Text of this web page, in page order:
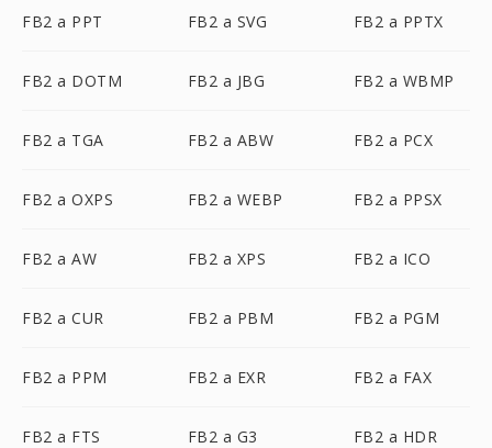
FB2 a PPT FB2 a SVG FB2 a PPTX
FB2 a DOTM FB2 a JBG FB2 a WBMP
FB2 a TGA FB2 a ABW FB2 a PCX
FB2 a OXPS FB2 a WEBP FB2 a PPSX
FB2 a AW FB2 a XPS FB2 a ICO
FB2 a CUR FB2 a PBM FB2 a PGM
FB2 a PPM FB2 a EXR FB2 a FAX
FB2 a FTS FB2 a G3 FB2 a HDR